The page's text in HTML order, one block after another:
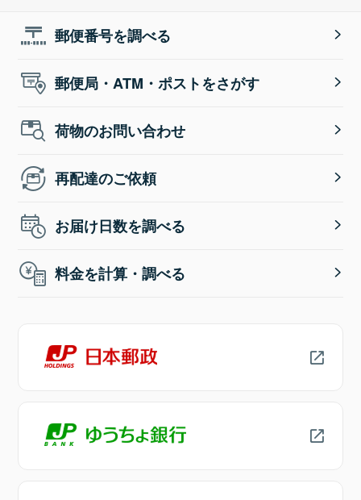
郵便番号を調べる
郵便局・ATM・ポストをさがす
荷物のお問い合わせ
再配達のご依頼
お届け日数を調べる
料金を計算・調べる